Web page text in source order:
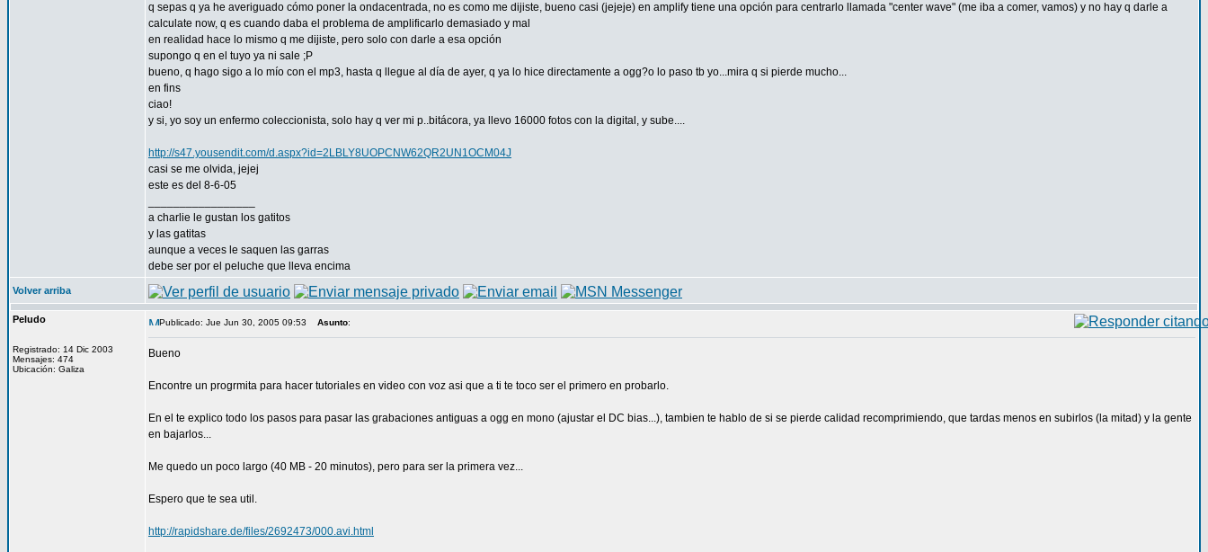
q sepas q ya he averiguado cómo poner la ondacentrada, no es como me dijiste, bueno casi (jejeje) en amplify tiene una opción para centrarlo llamada "center wave" (me iba a comer, vamos) y no hay q darle a
calculate now, q es cuando daba el problema de amplificarlo demasiado y mal
en realidad hace lo mismo q me dijiste, pero solo con darle a esa opción
supongo q en el tuyo ya ni sale ;P
bueno, q hago sigo a lo mío con el mp3, hasta q llegue al día de ayer, q ya lo hice directamente a ogg?o lo paso tb yo...mira q si pierde mucho...
en fins
ciao!
y si, yo soy un enfermo coleccionista, solo hay q ver mi p..bitácora, ya llevo 16000 fotos con la digital, y sube....
http://s47.yousendit.com/d.aspx?id=2LBLY8UOPCNW62QR2UN1OCM04J
casi se me olvida, jejej
este es del 8-6-05
a charlie le gustan los gatitos
y las gatitas
aunque a veces le saquen las garras
debe ser por el peluche que lleva encima
Volver arriba
Peludo
Registrado: 14 Dic 2003
Mensajes: 474
Ubicación: Galiza
Publicado: Jue Jun 30, 2005 09:53 Asunto:
Bueno
Encontre un progrmita para hacer tutoriales en video con voz asi que a ti te toco ser el primero en probarlo.
En el te explico todo los pasos para pasar las grabaciones antiguas a ogg en mono (ajustar el DC bias...), tambien te hablo de si se pierde calidad recomprimiendo, que tardas menos en subirlos (la mitad) y la gente
en bajarlos...
Me quedo un poco largo (40 MB - 20 minutos), pero para ser la primera vez...
Espero que te sea util.
http://rapidshare.de/files/2692473/000.avi.html